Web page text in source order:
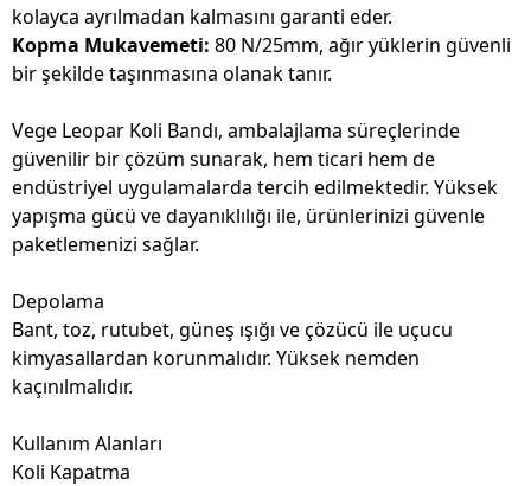
kolayca ayrılmadan kalmasını garanti eder.
Kopma Mukavemeti: 80 N/25mm, ağır yüklerin güvenli
bir şekilde taşınmasına olanak tanır.
Vege Leopar Koli Bandı, ambalajlama süreçlerinde
güvenilir bir çözüm sunarak, hem ticari hem de
endüstriyel uygulamalarda tercih edilmektedir. Yüksek
yapışma gücü ve dayanıklılığı ile, ürünlerinizi güvenle
paketlemenizi sağlar.
Depolama
Bant, toz, rutubet, güneş ışığı ve çözücü ile uçucu
kimyasallardan korunmalıdır. Yüksek nemden
kaçınılmalıdır.
Kullanım Alanları
Koli Kapatma